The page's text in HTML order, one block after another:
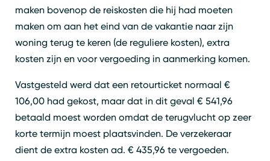
maken bovenop de reiskosten die hij had moeten
maken om aan het eind van de vakantie naar zijn
woning terug te keren (de reguliere kosten), extra
kosten zijn en voor vergoeding in aanmerking komen.
Vastgesteld werd dat een retourticket normaal €
106,00 had gekost, maar dat in dit geval € 541,96
betaald moest worden omdat de terugvlucht op zeer
korte termijn moest plaatsvinden. De verzekeraar
dient de extra kosten ad. € 435,96 te vergoeden.